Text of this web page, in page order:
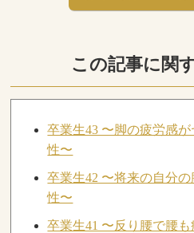
この記事に関
卒業生43 〜脚の疲労感
性〜
卒業生42 〜将来の自分
性〜
卒業生41 〜反り腰で腰